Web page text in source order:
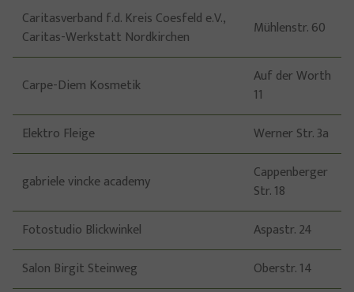
Caritasverband f.d. Kreis Coesfeld e.V.,
Caritas-Werkstatt Nordkirchen
Mühlenstr. 60
Carpe-Diem Kosmetik
Auf der Worth
11
Elektro Fleige
Werner Str. 3a
gabriele vincke academy
Cappenberger
Str. 18
Fotostudio Blickwinkel
Aspastr. 24
Salon Birgit Steinweg
Oberstr. 14